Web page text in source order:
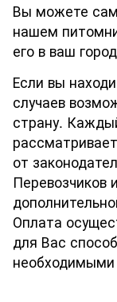
Вы можете
нашем
его в ваш
Если вы
случаев
страну.
от
Перевозчиков
Оплата
для Вас